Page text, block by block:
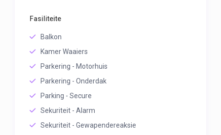
Fasiliteite
Balkon
Kamer Waaiers
Parkering - Motorhuis
Parkering - Onderdak
Parking - Secure
Sekuriteit - Alarm
Sekuriteit - Gewapendereaksie